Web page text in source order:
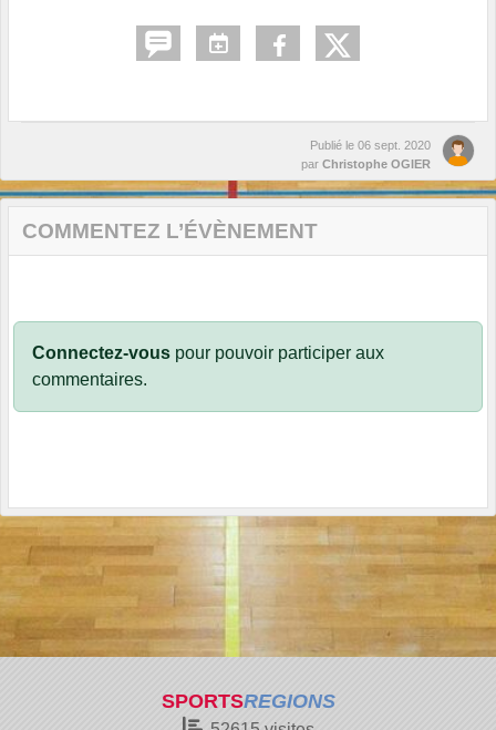
Publié le 06 sept. 2020
par Christophe OGIER
COMMENTEZ L’ÉVÈNEMENT
Connectez-vous pour pouvoir participer aux
commentaires.
SPORTSREGIONS